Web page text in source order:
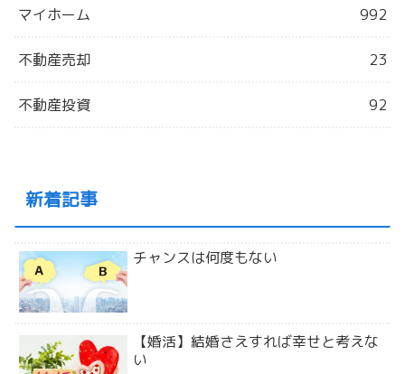
マイホーム 992
不動産売却 23
不動産投資 92
新着記事
チャンスは何度もない
【婚活】結婚さえすれば幸せと考えな
い